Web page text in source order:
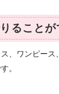
ることが
、ワンピー
。